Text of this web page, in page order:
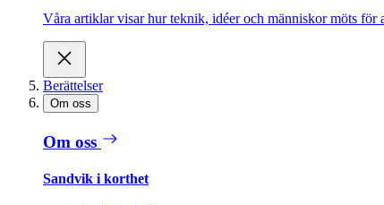
Våra artiklar visar hur teknik, idéer och människor möts för
Berättelser
Om oss
Om oss
Sandvik i korthet